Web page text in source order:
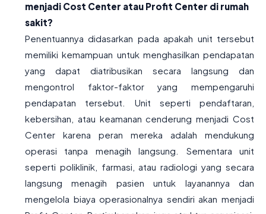
menjadi Cost Center atau Profit Center di rumah
sakit?
Penentuannya didasarkan pada apakah unit tersebut
memiliki kemampuan untuk menghasilkan pendapatan
yang dapat diatribusikan secara langsung dan
mengontrol faktor-faktor yang mempengaruhi
pendapatan tersebut. Unit seperti pendaftaran,
kebersihan, atau keamanan cenderung menjadi Cost
Center karena peran mereka adalah mendukung
operasi tanpa menagih langsung. Sementara unit
seperti poliklinik, farmasi, atau radiologi yang secara
langsung menagih pasien untuk layanannya dan
mengelola biaya operasionalnya sendiri akan menjadi